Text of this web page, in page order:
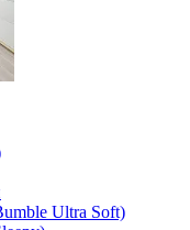
Ultra Soft)